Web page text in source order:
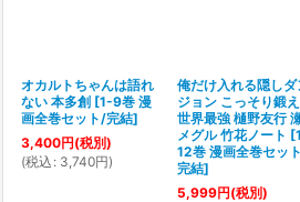
オカルトちゃんは語れ
ない 本多創 [1-9巻 漫
画全巻セット/完結]
3,400円(税別)
(税込 : 3,740円)
俺だけ入れる隠しダ
ジョン こっそり鍛
世界最強 樋野友行
メグル 竹花ノート [
12巻 漫画全巻セッ
完結]
5,999円(税別)